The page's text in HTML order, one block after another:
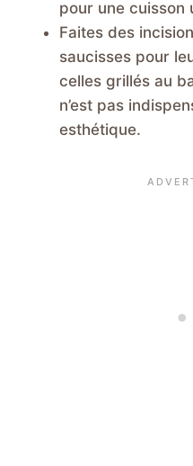
pour une cuisson
Faites des
saucisses pour
celles grillés au
n’est pas
esthétique.